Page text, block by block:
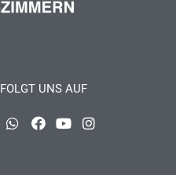
FOLGT UNS AUF